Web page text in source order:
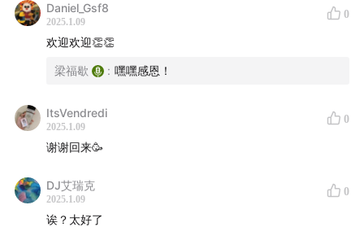
Daniel_Gsf8
2025.1.09
0
欢迎欢迎👏👏
梁福歇 : 嘿嘿感恩！
ItsVendredi
2025.1.09
0
谢谢回来🥳
DJ艾瑞克
2025.1.09
0
诶？太好了